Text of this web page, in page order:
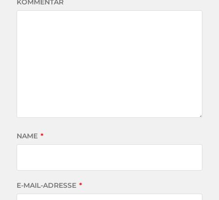
KOMMENTAR
NAME *
E-MAIL-ADRESSE *